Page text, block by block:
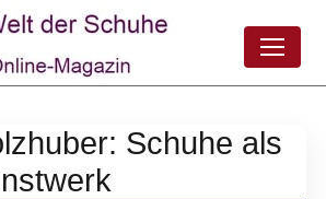
Schuhe als